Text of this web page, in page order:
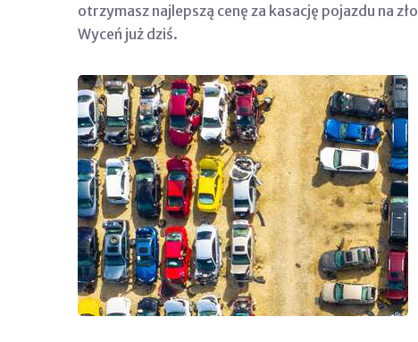
otrzymasz najlepszą cenę za kasację pojazdu na
Wyceń już dziś.